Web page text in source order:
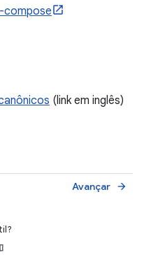
compose
(link em inglês)
Avançar arrow_forward